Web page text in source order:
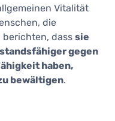
Vitalität
die
berichten, dass sie
gegen
haben,
bewältigen.